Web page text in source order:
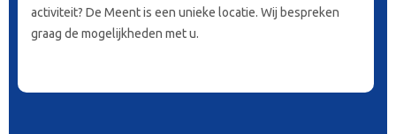
activiteit? De Meent is een unieke locatie. Wij bespreken
graag de mogelijkheden met u.